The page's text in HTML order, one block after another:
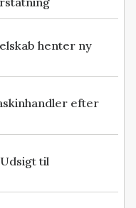
henter ny
efter
til